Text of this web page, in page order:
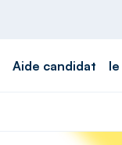
Aide candidat